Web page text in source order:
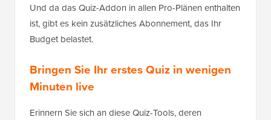
Und da das Quiz-Addon in allen Pro-Plänen enthalten
ist, gibt es kein zusätzliches Abonnement, das Ihr
Budget belastet.
Bringen Sie Ihr erstes Quiz in wenigen
Minuten live
Erinnern Sie sich an diese Quiz-Tools, deren